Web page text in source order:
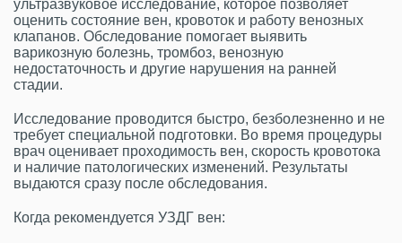
ультразвуковое исследование, которое позволяет
оценить состояние вен, кровоток и работу венозных
клапанов. Обследование помогает выявить
варикозную болезнь, тромбоз, венозную
недостаточность и другие нарушения на ранней
стадии.
Исследование проводится быстро, безболезненно и не
требует специальной подготовки. Во время процедуры
врач оценивает проходимость вен, скорость кровотока
и наличие патологических изменений. Результаты
выдаются сразу после обследования.
Когда рекомендуется УЗДГ вен: